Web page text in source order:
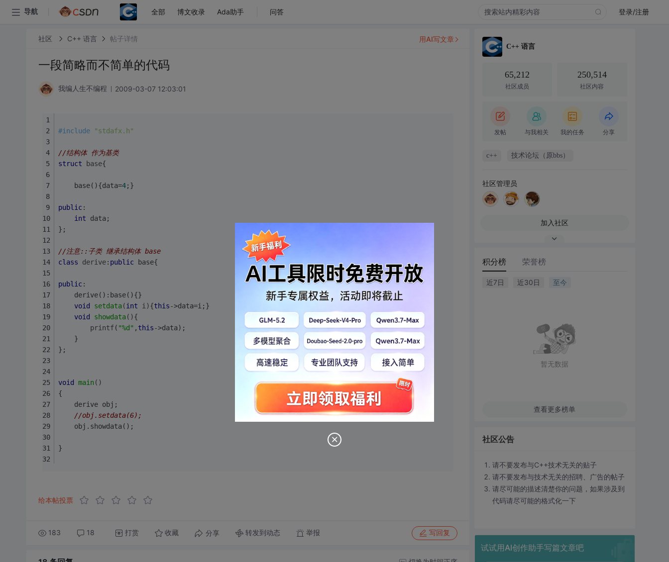
导航 全部 博文收录 Ada助手 问答 登录/注册
社区 C++ 语言 帖子详情
一段简略而不简单的代码
我编人生不编程 2009-03-07 12:03:01
#include "stdafx.h"
//结构体 作为基类
struct
base{
	base(){data=
4;}
public:
int data;
};
//注意::子类 继承结构体 base
class
derive: public base{
public:
	derive():base(){}
void
setdata(int i){this->data=i;}
void
showdata(){
printf ( "%d" , this->data);
	}
};
void main()
{
	derive obj;
//obj.setdata(6);
	obj.showdata();
}
给本帖投票
183 18 打赏 收藏 分享 转发到动态 举报 写回复
用AI写文章
C++ 语言
65,212
社区成员
250,514
社区内容
发帖 与我相关 我的任务 分享
c++ 技术论坛（原bbs）
社区管理员
加入社区
积分榜 荣誉榜
近7日 近30日 至今
暂无数据
查看更多榜单
社区公告
请不要发布与C++技术无关的贴子
请不要发布与技术无关的招聘、广告的帖子
请尽可能的描述清楚你的问题，如果涉及到
代码请尽可能的格式化一下
试试用AI创作助手写篇文章吧